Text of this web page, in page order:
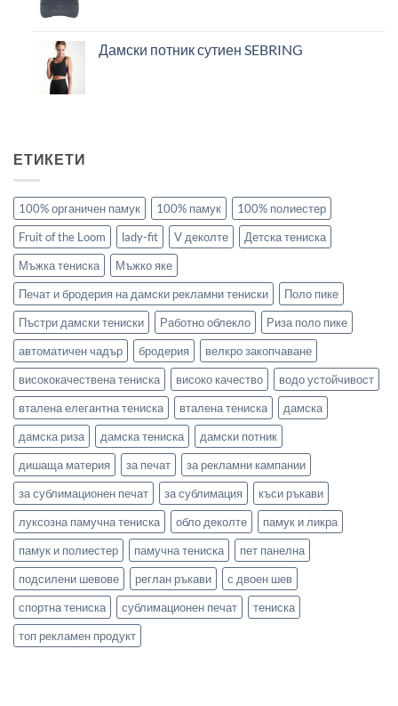
Дамски потник сутиен SEBRING
ЕТИКЕТИ
100% органичен памук 100% памук
100% полиестер
Fruit of the Loom
lady-fit V деколте
Детска тениска
Мъжка тениска
Мъжко яке
Печат и бродерия на дамски рекламни тениски
Поло пике
Пъстри дамски тениски
Работно облекло
Риза поло пике
автоматичен чадър
бродерия
велкро закопчаване
висококачествена тениска
високо качество
водо устойчивост
вталена елегантна тениска
вталена тениска
дамска
дамска риза
дамска тениска
дамски потник
дишаща материя
за печат
за рекламни кампании
за сублимационен печат
за сублимация
къси ръкави
луксозна памучна тениска
обло деколте
памук и ликра
памук и полиестер
памучна тениска
пет панелна
подсилени шевове
реглан ръкави
с двоен шев
спортна тениска
сублимационен печат
тениска
топ рекламен продукт